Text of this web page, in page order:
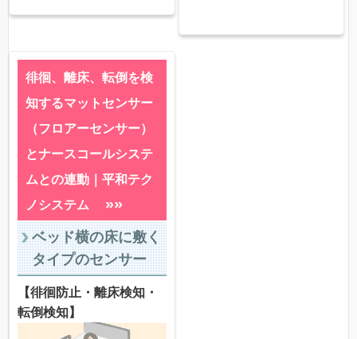
徘徊、離床、転倒を検
知するマットセンサー
（フロアーセンサー）
とナースコールシステ
ムとの連動｜平和テク
ノシステム
»»
ベッド横の床に敷く
タイプのセンサー
【徘徊防止・離床検知・
転倒検知】